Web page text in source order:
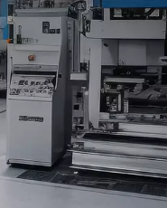
English
français